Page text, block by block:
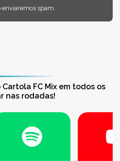
enviaremos spam.
FC Mix em todos os
nas rodadas!